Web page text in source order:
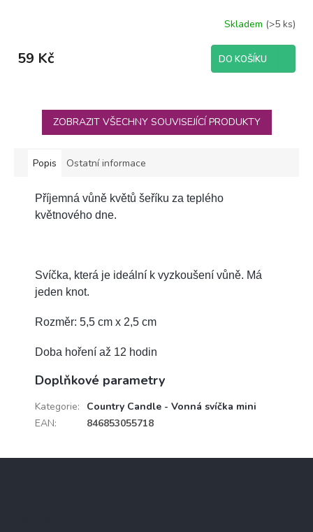
Skladem (>5 ks)
59 Kč DO KOŠÍKU
ZOBRAZIT VŠECHNY SOUVISEJÍCÍ PRODUKTY
Popis Ostatní informace
Příjemná vůně květů šeříku za teplého
květnového dne.
Svíčka, která je ideální k vyzkoušení vůně. Má
jeden knot.
Rozměr: 5,5 cm x 2,5 cm
Doba hoření až 12 hodin
Doplňkové parametry
Kategorie:
Country Candle - Vonná svíčka mini
EAN: 846853055718